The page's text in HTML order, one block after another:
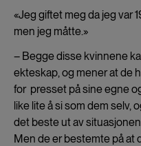
«Jeg giftet meg da jeg var
men jeg måtte.»
– Begge disse kvinnene
ekteskap, og mener at de
for presset på sine egne
like lite å si som dem selv,
det beste ut av
Men de er bestemte på at